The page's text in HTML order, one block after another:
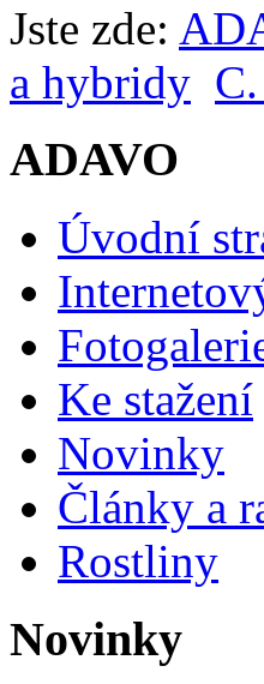
Jste zde:
a hybridy
ADAVO
Úvodní
Ke stažení
Novinky
Články a
Rostliny
Novinky